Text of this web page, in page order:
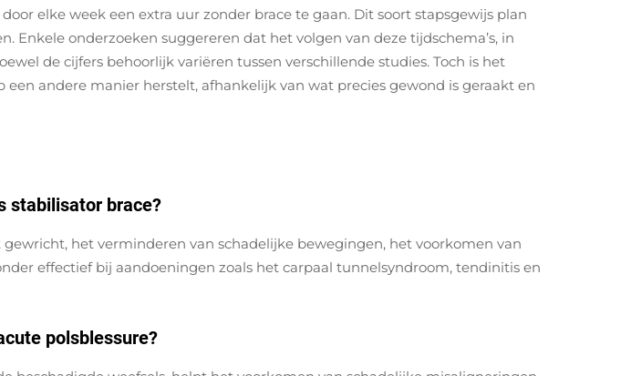
elke week een extra uur zonder brace te gaan. Dit soort stapsgewijs plan
Enkele onderzoeken suggereren dat het volgen van deze tijdschema’s, in
de cijfers behoorlijk variëren tussen verschillende studies. Toch is het
andere manier herstelt, afhankelijk van wat precies gewond is geraakt en
stabilisator brace?
het verminderen van schadelijke bewegingen, het voorkomen van
effectief bij aandoeningen zoals het carpaal tunnelsyndroom, tendinitis en
polsblessure?